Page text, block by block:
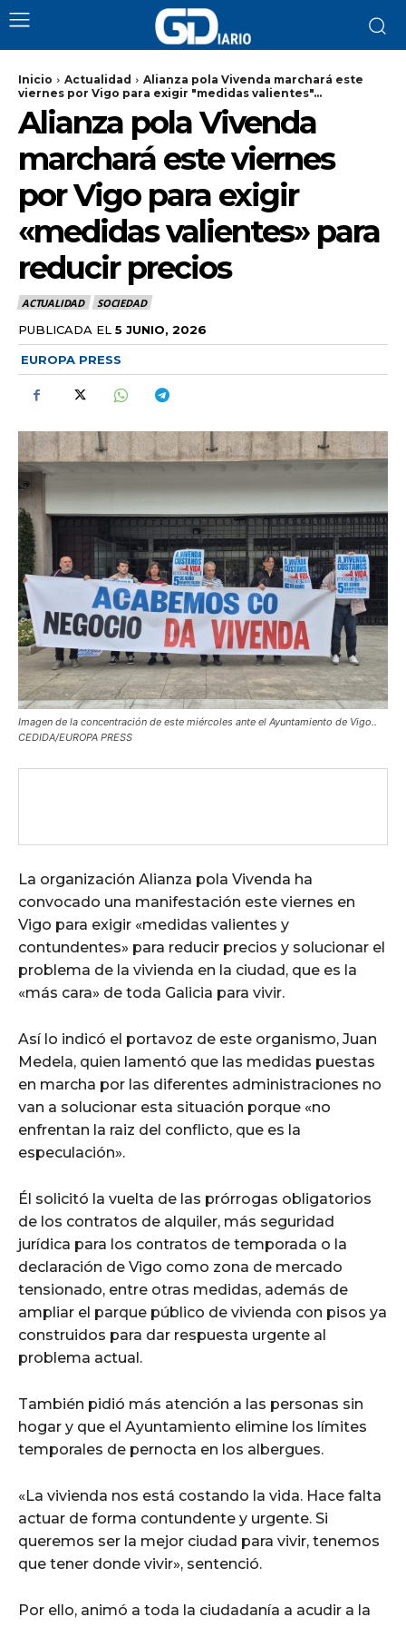
Inicio Actualidad
Alianza pola Vivenda marchará este
viernes por Vigo para exigir "medidas valientes"...
Alianza pola Vivenda
marchará este viernes
por Vigo para exigir
«medidas valientes» para
reducir precios
ACTUALIDAD SOCIEDAD
PUBLICADA EL 5 JUNIO, 2026
EUROPA PRESS
Imagen de la concentración de este miércoles ante el Ayuntamiento de Vigo..
CEDIDA/EUROPA PRESS
La organización Alianza pola Vivenda ha
convocado una manifestación este viernes en
Vigo para exigir «medidas valientes y
contundentes» para reducir precios y solucionar el
problema de la vivienda en la ciudad, que es la
«más cara» de toda Galicia para vivir.
Así lo indicó el portavoz de este organismo, Juan
Medela, quien lamentó que las medidas puestas
en marcha por las diferentes administraciones no
van a solucionar esta situación porque «no
enfrentan la raiz del conflicto, que es la
especulación».
Él solicitó la vuelta de las prórrogas obligatorios
de los contratos de alquiler, más seguridad
jurídica para los contratos de temporada o la
declaración de Vigo como zona de mercado
tensionado, entre otras medidas, además de
ampliar el parque público de vivienda con pisos ya
construidos para dar respuesta urgente al
problema actual.
También pidió más atención a las personas sin
hogar y que el Ayuntamiento elimine los límites
temporales de pernocta en los albergues.
«La vivienda nos está costando la vida. Hace falta
actuar de forma contundente y urgente. Si
queremos ser la mejor ciudad para vivir, tenemos
que tener donde vivir», sentenció.
Por ello, animó a toda la ciudadanía a acudir a la